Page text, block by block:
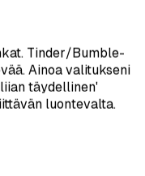
jotka veloittavat
120 kuvaa, joista